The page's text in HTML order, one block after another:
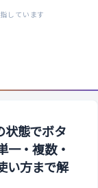
しています
状態でボタ
一・複数・
い方まで解